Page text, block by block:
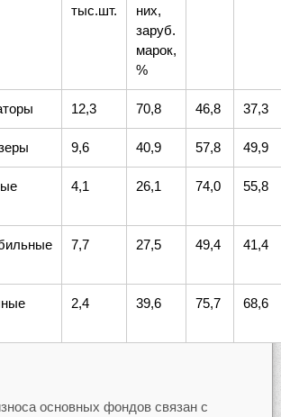
тыс.шт.
них,
заруб.
марок,
%
12,3 70,8 46,8 37,3
9,6 40,9 57,8 49,9
4,1 26,1 74,0 55,8
7,7 27,5 49,4 41,4
2,4 39,6 75,7 68,6
основных фондов связан с